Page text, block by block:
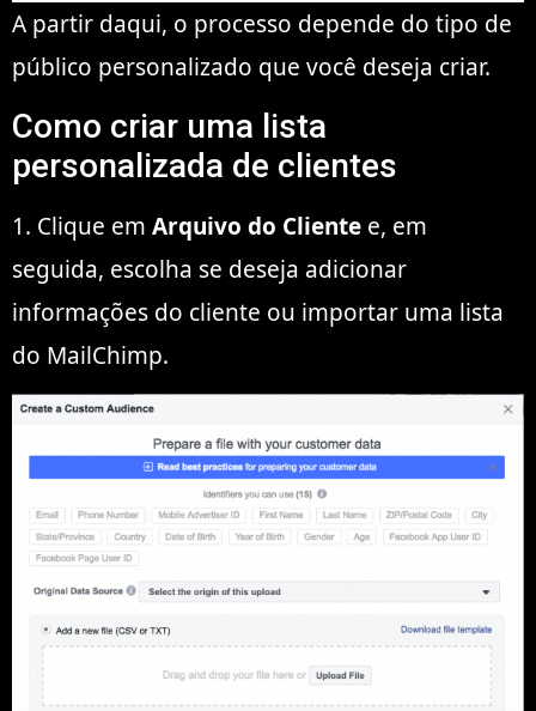
A partir daqui, o processo depende do tipo de
público personalizado que você deseja criar.
Como criar uma lista
personalizada de clientes
1. Clique em Arquivo do Cliente e, em
seguida, escolha se deseja adicionar
informações do cliente ou importar uma lista
do MailChimp.